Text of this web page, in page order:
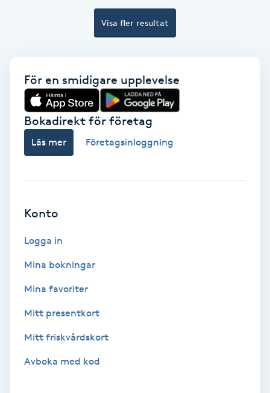
Ansiktsbehandling djuprengörande
Balayage
Bambumassage
Blowout
Brynfärgning
Visa fler resultat
För en smidigare upplevelse
Bokadirekt för företag
Läs mer Företagsinloggning
Konto
Logga in
Mina bokningar
Mina favoriter
Mitt presentkort
Mitt friskvårdskort
Avboka med kod